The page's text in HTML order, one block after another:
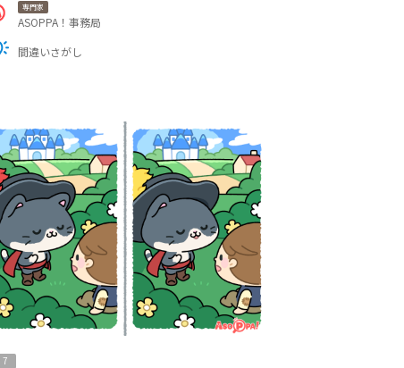
専門家
ASOPPA！事務局
間違いさがし
7